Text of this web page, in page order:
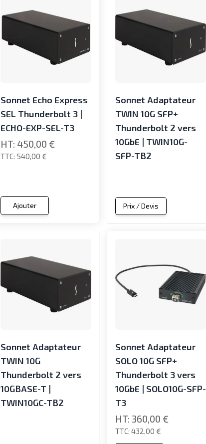
Sonnet Echo Express
SEL Thunderbolt 3 |
ECHO-EXP-SEL-T3
540,00 €
450,00 €
Ajouter
Sonnet Adaptateur
TWIN 10G SFP+
Thunderbolt 2 vers
10GbE | TWIN10G-
SFP-TB2
Prix / Devis
Sonnet Adaptateur
TWIN 10G
Thunderbolt 2 vers
10GBASE-T |
TWIN10GC-TB2
Sonnet Adaptateur
SOLO 10G SFP+
Thunderbolt 3 vers
10GbE | SOLO10G-SFP-
T3
432,00 €
360,00 €